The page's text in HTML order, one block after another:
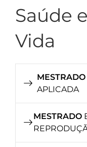
Saúde
Vida
MESTRADO
APLICADA
MESTRADO